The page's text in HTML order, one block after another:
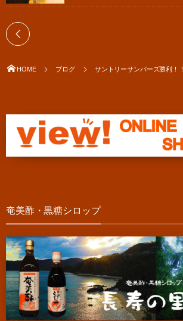
HOME ブログ サントリーサンバーズ勝利！！
奄美酢・黒糖シロップ